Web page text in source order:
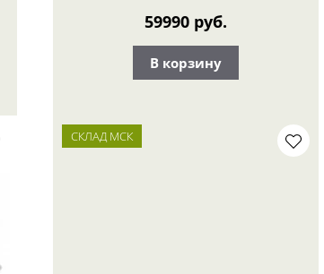
59990 руб.
В корзину
СКЛАД МСК